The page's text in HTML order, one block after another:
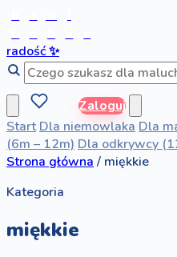
radość✨
Zaloguj
Start Dla niemowlaka Dla
(6m – 12m) Dla odkrywcy
Strona główna / miękkie
Kategoria
miękkie